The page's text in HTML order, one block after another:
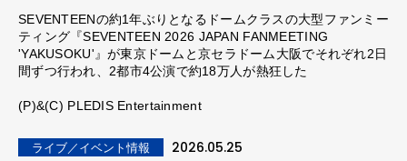
SEVENTEENの約1年ぶりとなるドームクラスの大型ファンミー
ティング『SEVENTEEN 2026 JAPAN FANMEETING
'YAKUSOKU'』が東京ドームと京セラドーム大阪でそれぞれ2日
間ずつ行われ、2都市4公演で約18万人が熱狂した
(P)&(C) PLEDIS Entertainment
ライブ／イベント情報 2026.05.25